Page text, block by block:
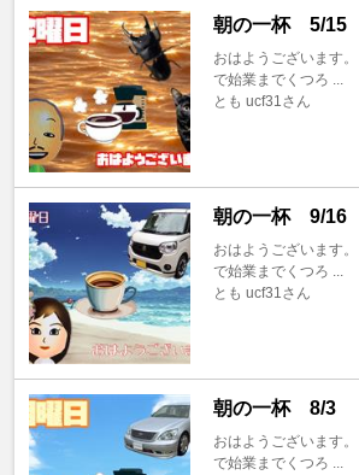
朝の一杯 5/15
おはようございます
で始業までくつろ ...
とも ucf31さん
朝の一杯 9/16
おはようございます
で始業までくつろ ...
とも ucf31さん
朝の一杯 8/3
おはようございます
で始業までくつろ ...